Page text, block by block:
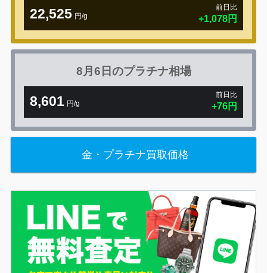
22,525 円/g
前日比
+1,078円
8月6日のプラチナ相場
8,601 円/g
前日比
+76円
金・プラチナ買取価格